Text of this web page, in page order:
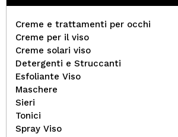
Creme e trattamenti per occhi
Creme per il viso
Creme solari viso
Detergenti e Struccanti
Esfoliante Viso
Maschere
Sieri
Tonici
Spray Viso